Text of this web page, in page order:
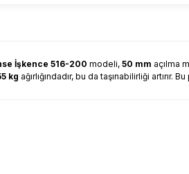
İşkence 516-200 modeli, 50 mm açılma
kg ağırlığındadır, bu da taşınabilirliği